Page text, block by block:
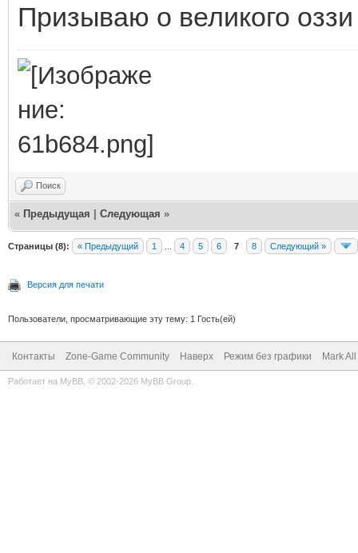
Призываю о великого
Поиск
« Предыдущая Следующая »
Страницы (8): « Предыдущий 1 4 5 6 7 8 Следующий »
Версия для печати
Пользователи, просматривающие эту тему: 1 Гость(ей)
Контакты Zone-Game Community Наверх Режим без графики Mark
Работает на MyBB , © 2002-2026 MyBB Group